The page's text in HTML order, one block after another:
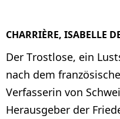
CHARRIÈRE, ISABELLE
Der Trostlose, ein
nach dem
Verfasserin von
Herausgeber der